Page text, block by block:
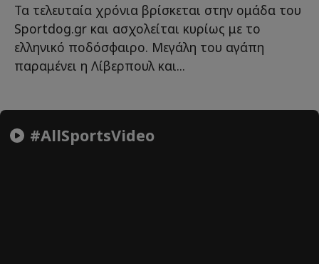
Τα τελευταία χρόνια βρίσκεται στην ομάδα του
Sportdog.gr και ασχολείται κυρίως με το
ελληνικό ποδόσφαιρο. Μεγάλη του αγάπη
παραμένει η Λίβερπουλ και...
#AllSportsVideo